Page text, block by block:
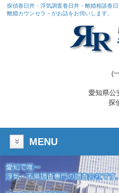
探偵春日井・浮気調査春日井・離婚相談春
離婚カウンセラ－がお話をお伺いします。
(
愛知県公
探偵業
MENU